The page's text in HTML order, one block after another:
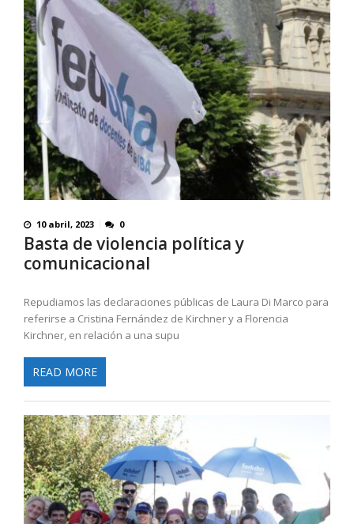
10 abril, 2023 0
Basta de violencia política y
comunicacional
Repudiamos las declaraciones públicas de Laura Di Marco para
referirse a Cristina Fernández de Kirchner y a Florencia
Kirchner, en relación a una supu
READ MORE